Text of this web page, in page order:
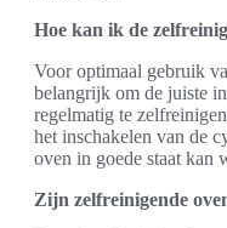
Hoe kan ik de
Voor optimaal gebruik
belangrijk om de juiste
regelmatig te
het inschakelen van de
oven in goede staat kan
Zijn zelfreinigende